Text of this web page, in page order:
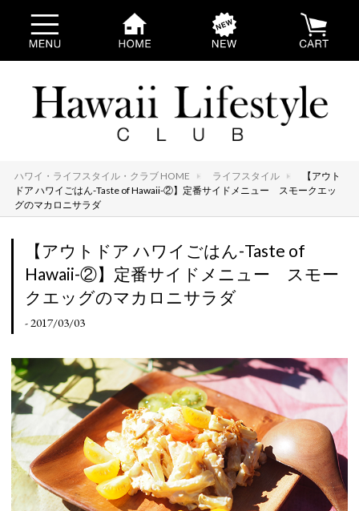
ハワイ・ライフスタイル・クラブ HOME ライフスタイル
【アウト
ドア ハワイごはん-Taste of Hawaii-②】定番サイドメニュー スモークエッ
グのマカロニサラダ
【アウトドア ハワイごはん-Taste of
Hawaii-②】定番サイドメニュー スモー
クエッグのマカロニサラダ
- 2017/03/03